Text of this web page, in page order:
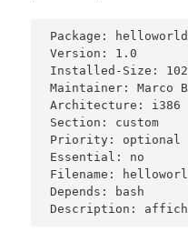
Package: helloworld
Version: 1.0
Installed-Size:
Maintainer: Marco
Architecture: i386
Section: custom
Priority: optional
Essential: no
Filename:
Depends: bash